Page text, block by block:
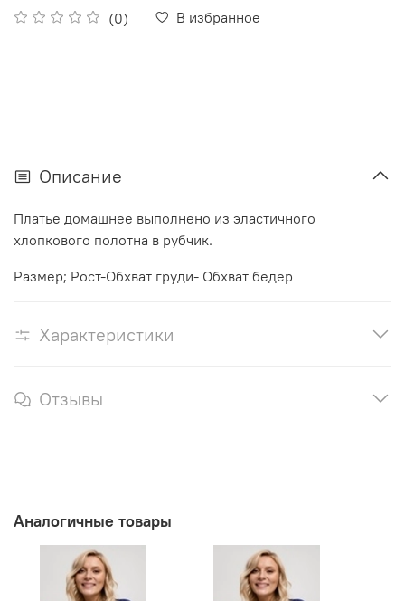
(0) В избранное
Описание
Платье домашнее выполнено из эластичного
хлопкового полотна в рубчик.
Размер; Рост-Обхват груди- Обхват бедер
Характеристики
Отзывы
Аналогичные товары